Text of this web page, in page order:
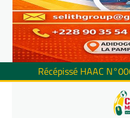
Récépissé HAAC